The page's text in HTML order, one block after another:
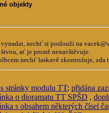
objekty
nechť si poslouží na
ať je prostě nenavštěvuje.
nechť laskavě zkontroluje,
stránky modulu TT; přidána
o dioramatu TT SPŠD ,
s obsahem některých čísel